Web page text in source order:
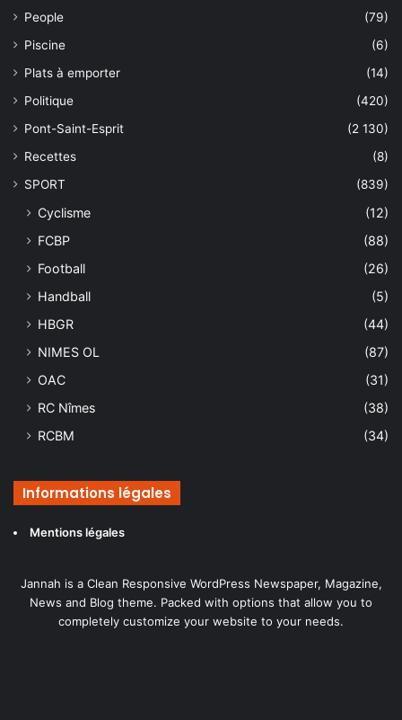
People
(79)
Piscine
(6)
Plats à emporter
(14)
Politique
(420)
Pont-Saint-Esprit
(2 130)
Recettes
(8)
SPORT
(839)
Cyclisme
(12)
FCBP
(88)
Football
(26)
Handball
(5)
HBGR
(44)
NIMES OL
(87)
OAC
(31)
RC Nîmes
(38)
RCBM
(34)
Informations légales
Mentions légales
Jannah is a Clean Responsive WordPress Newspaper, Magazine,
News and Blog theme. Packed with options that allow you to
completely customize your website to your needs.